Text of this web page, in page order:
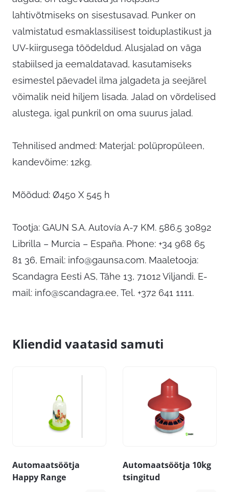
lahtivõtmiseks on sisestusavad. Punker on
valmistatud esmaklassilisest toiduplastikust ja
UV-kiirgusega töödeldud. Alusjalad on väga
stabiilsed ja eemaldatavad, kasutamiseks
esimestel päevadel ilma jalgadeta ja seejärel
võimalik neid hiljem lisada. Jalad on võrdelised
alustega, igal punkril on oma suurus jalad.
Tehnilised andmed: Materjal: polüpropüleen,
kandevõime: 12kg.
Mõõdud: Ø450 X 545 h
Tootja: GAUN S.A. Autovía A-7 KM. 586.5 30892
Librilla – Murcia – España. Phone: +34 968 65
81 36, Email: info@gaunsa.com. Maaletooja:
Scandagra Eesti AS, Tähe 13, 71012 Viljandi. E-
mail: info@scandagra.ee, Tel. +372 641 1111.
Kliendid vaatasid samuti
Automaatsöötja
Happy Range
Automaatsöötja 10kg
tsingitud